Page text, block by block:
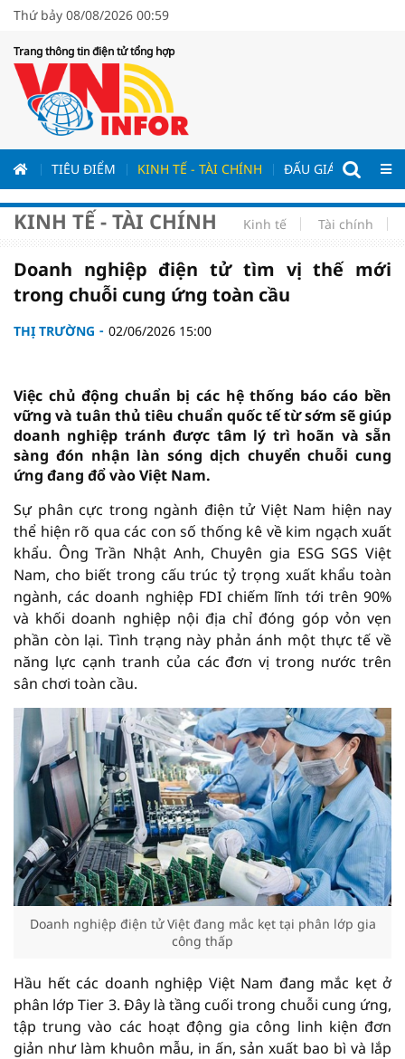
Thứ bảy 08/08/2026 00:59
Trang thông tin điện tử tổng hợp
TIÊU ĐIỂM KINH TẾ - TÀI CHÍNH ĐẤU GIÁ - ĐẤU
KINH TẾ - TÀI CHÍNH Kinh tế Tài chính
Doanh nghiệp điện tử tìm vị thế mới
trong chuỗi cung ứng toàn cầu
THỊ TRƯỜNG 02/06/2026 15:00
Việc chủ động chuẩn bị các hệ thống báo cáo bền
vững và tuân thủ tiêu chuẩn quốc tế từ sớm sẽ giúp
doanh nghiệp tránh được tâm lý trì hoãn và sẵn
sàng đón nhận làn sóng dịch chuyển chuỗi cung
ứng đang đổ vào Việt Nam.
Sự phân cực trong ngành điện tử Việt Nam hiện nay
thể hiện rõ qua các con số thống kê về kim ngạch xuất
khẩu. Ông Trần Nhật Anh, Chuyên gia ESG SGS Việt
Nam, cho biết trong cấu trúc tỷ trọng xuất khẩu toàn
ngành, các doanh nghiệp FDI chiếm lĩnh tới trên 90%
và khối doanh nghiệp nội địa chỉ đóng góp vỏn vẹn
phần còn lại. Tình trạng này phản ánh một thực tế về
năng lực cạnh tranh của các đơn vị trong nước trên
sân chơi toàn cầu.
Doanh nghiệp điện tử Việt đang mắc kẹt tại phân lớp gia
công thấp
Hầu hết các doanh nghiệp Việt Nam đang mắc kẹt ở
phân lớp Tier 3. Đây là tầng cuối trong chuỗi cung ứng,
tập trung vào các hoạt động gia công linh kiện đơn
giản như làm khuôn mẫu, in ấn, sản xuất bao bì và lắp